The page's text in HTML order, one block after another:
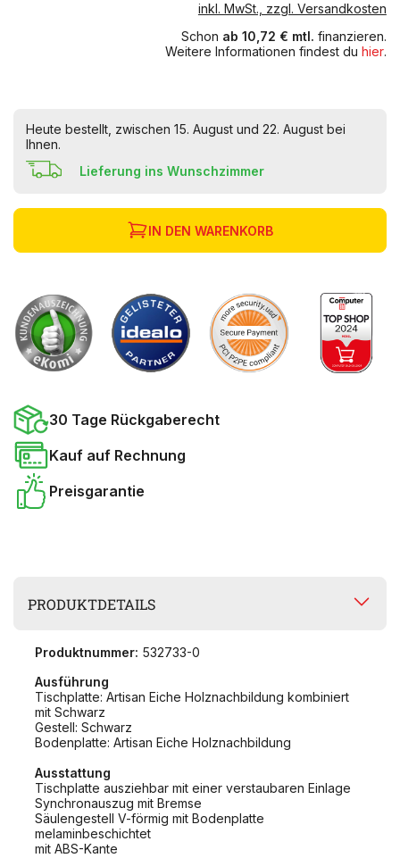
inkl. MwSt., zzgl. Versandkosten
Schon ab 10,72 € mtl. finanzieren.
Weitere Informationen findest du hier.
Heute bestellt, zwischen 15. August und 22. August bei
Ihnen.
Lieferung ins Wunschzimmer
IN DEN WARENKORB
30 Tage Rückgaberecht
Kauf auf Rechnung
Preisgarantie
PRODUKTDETAILS
Produktnummer: 532733-0
Ausführung
Tischplatte: Artisan Eiche Holznachbildung kombiniert
mit Schwarz
Gestell: Schwarz
Bodenplatte: Artisan Eiche Holznachbildung
Ausstattung
Tischplatte ausziehbar mit einer verstaubaren Einlage
Synchronauszug mit Bremse
Säulengestell V-förmig mit Bodenplatte
melaminbeschichtet
mit ABS-Kante